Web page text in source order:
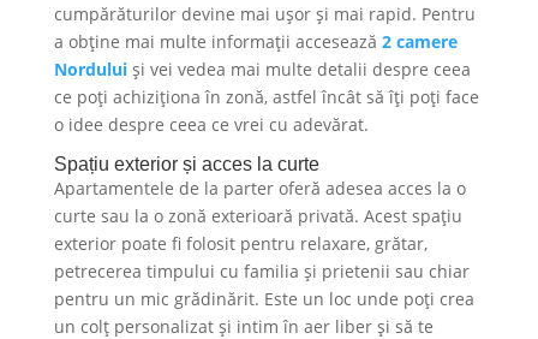
cumpărăturilor devine mai ușor și mai rapid. Pentru
a obține mai multe informații accesează 2 camere
Norduluiși vei vedea mai multe detalii despre ceea
ce poți achiziționa în zonă, astfel încât să îți poți face
o idee despre ceea ce vrei cu adevărat.
Spațiu exterior și acces la curte
Apartamentele de la parter oferă adesea acces la o
curte sau la o zonă exterioară privată. Acest spațiu
exterior poate fi folosit pentru relaxare, grătar,
petrecerea timpului cu familia și prietenii sau chiar
pentru un mic grădinărit. Este un loc unde poți crea
un colț personalizat și intim în aer liber și să te